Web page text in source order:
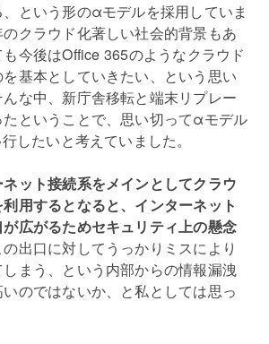
という形のαモデルを採用していま
クラウド化著しい社会的背景もあ
今後はOffice 365のようなクラウド
基本としていきたい、という思い
な中、新庁舎移転と端末リプレー
ということで、思い切ってαモデル
したいと考えていました。
ット接続系をメインとしてクラウ
用するとなると、インターネット
広がるためセキュリティ上の懸念
出口に対してうっかりミスにより
まう、という内部からの情報漏洩
のではないか、と私としては思っ